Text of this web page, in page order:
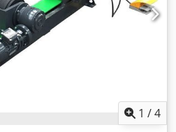
1 /4